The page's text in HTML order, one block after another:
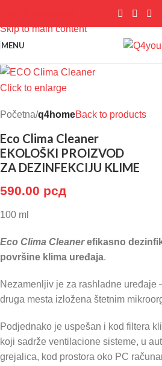
Skip to main content
MENU
Click to enlarge
Početna q4homeBack to products
Eco Clima Cleaner
EKOLOŠKI PROIZVOD
ZA DEZINFEKCIJU KLIME
590.00 рсд
100 ml
Eco Clima Cleanerefikasno
površine klima uređaja.
Nezamenljiv je za rashladne uređaje
druga mesta izložena štetnim
Podjednako je uspešan i kod filtera
koji sadrže ventilacione sisteme, u
grejalica, kod prostora oko PC